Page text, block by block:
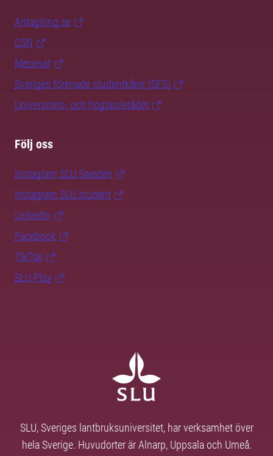
Antagning.se
CSN
Mecenat
Sveriges förenade studentkårer (SFS)
Universitets- och högskolerådet
Följ oss
Instagram SLU.Sweden
Instagram SLU.student
LinkedIn
Facebook
TikTok
SLU Play
SLU, Sveriges lantbruksuniversitet, har verksamhet över
hela Sverige. Huvudorter är Alnarp, Uppsala och Umeå.